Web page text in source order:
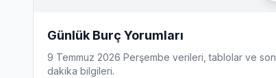
Günlük Burç Yorumları
9 Temmuz 2026 Perşembe verileri, tablolar ve son
dakika bilgileri.